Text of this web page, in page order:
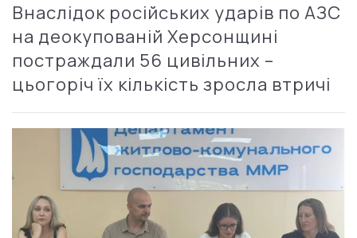
Внаслідок російських ударів по АЗС
на деокупованій Херсонщині
постраждали 56 цивільних –
цьогоріч їх кількість зросла втричі